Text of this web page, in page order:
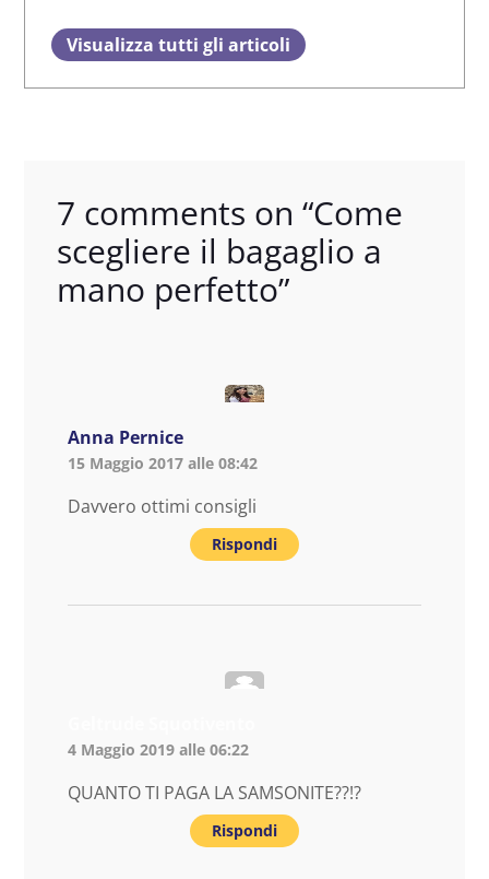
Visualizza tutti gli articoli
7 comments on “Come
scegliere il bagaglio a
mano perfetto”
Anna Pernice
15 Maggio 2017 alle 08:42
Davvero ottimi consigli
Rispondi
4 Maggio 2019 alle 06:22
QUANTO TI PAGA LA SAMSONITE??!?
Rispondi